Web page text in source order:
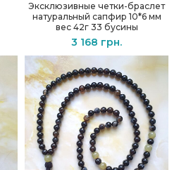
Эксклюзивные четки-браслет
натуральный сапфир 10*6 мм
вес 42г 33 бусины
3 168 грн.